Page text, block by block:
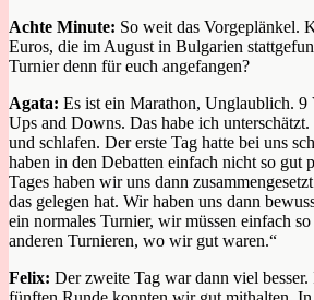
Achte Minute: So weit das Vorgeplänkel.
Euros, die im August in Bulgarien
Turnier denn für euch angefangen?
Agata: Es ist ein Marathon, Unglaublich. 9
Ups and Downs. Das habe ich
und schlafen. Der erste Tag hatte bei uns
haben in den Debatten einfach nicht so gut
Tages haben wir uns dann
das gelegen hat. Wir haben uns dann
ein normales Turnier, wir müssen einfach
anderen Turnieren, wo wir gut waren.“
Felix: Der zweite Tag wardann viel besser.